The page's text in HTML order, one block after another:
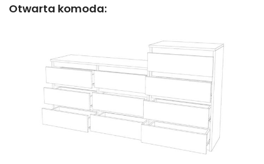
Otwarta komoda: